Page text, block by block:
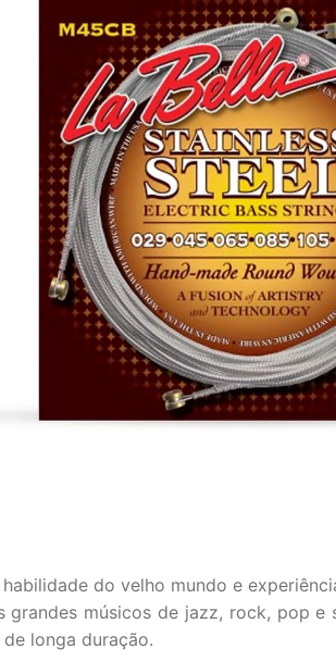
do velho mundo e
grandes músicos de jazz, rock, pop
longa duração.